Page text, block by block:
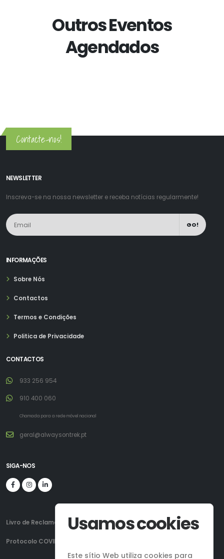
Outros Eventos
Agendados
Contacte-nos!
NEWSLETTER
Inscreva-se na nossa newsletter e receba notícias regularmente!
GO!
INFORMAÇÕES
Sobre Nós
Contactos
Termos e Condições
Politica de Privacidade
CONTACTOS
933 256 954
910 400 060
Chamada para a rede móvel nacional
geral@alwaysontrek.pt
SIGA-NOS
Livro de Reclamações
Protocolo COVID-19
Usamos cookies
Este sítio Web utiliza cookies para